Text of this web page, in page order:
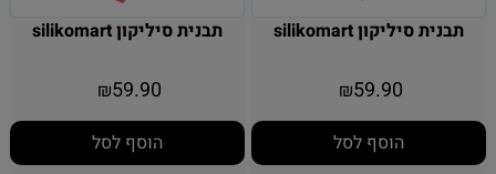
תבנית סיליקון silikomart
₪59.90
הוסף לסל
תבנית סיליקון silikomart
₪59.90
הוסף לסל